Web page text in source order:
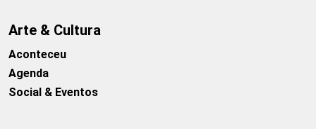
Arte & Cultura
Aconteceu
Agenda
Social & Eventos